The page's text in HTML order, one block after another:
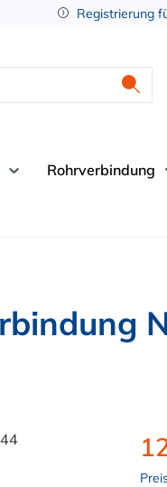
Registrierung
Rohrverbindung